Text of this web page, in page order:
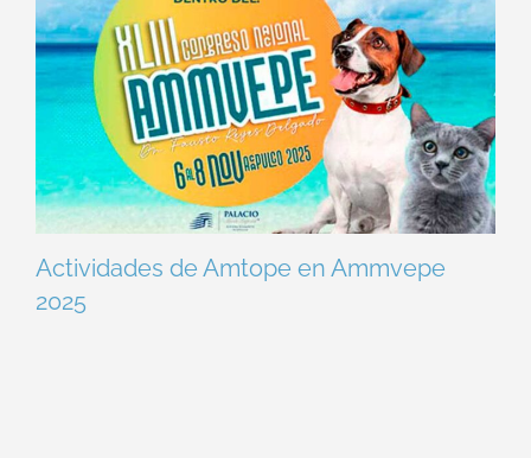
Actividades de Amtope en Ammvepe
2025